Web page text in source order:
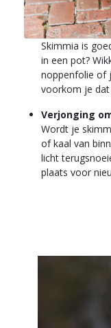
Skimmia is
in een pot?
noppenfolie of
voorkom je dat
Verjonging
Wordt je
of kaal van
licht
plaats voor